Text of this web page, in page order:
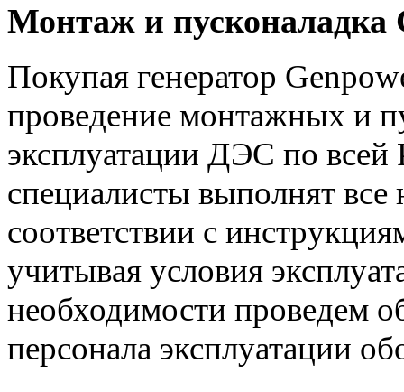
Монтаж и пусконаладка
Покупая генератор
проведение монтажных и
эксплуатации ДЭС по
специалисты выполнят
соответствии с
учитывая условия
необходимости проведем
персонала эксплуатации